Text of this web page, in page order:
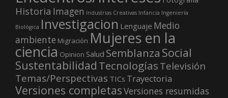
Historia Imagen Industrias Creativas Infancia Ingeniería
Biológica Investigacion Lenguaje Medio
ambiente Migración Mujeres en la
ciencia Opinion Salud Semblanza Social
Sustentabilidad Tecnologías Televisión
Temas/Perspectivas TICs Trayectoria
Versiones completasVersiones resumidas